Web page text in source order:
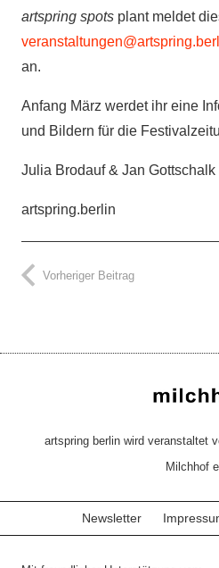
artspring spots plant meldet
an.
Anfang März werdet ihr eine
und Bildern für die
Julia Brodauf & Jan Gottschalk
artspring.berlin
Vorheriger Beitrag
artspring berlin wird veranstaltet
Milchhof
Newsletter